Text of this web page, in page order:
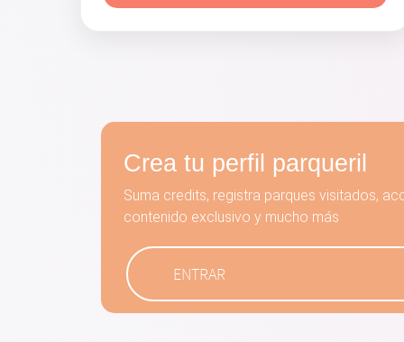
Crea tu perfil parqueril
Suma credits, registra parques visitados,
contenido exclusivo y mucho más
ENTRAR